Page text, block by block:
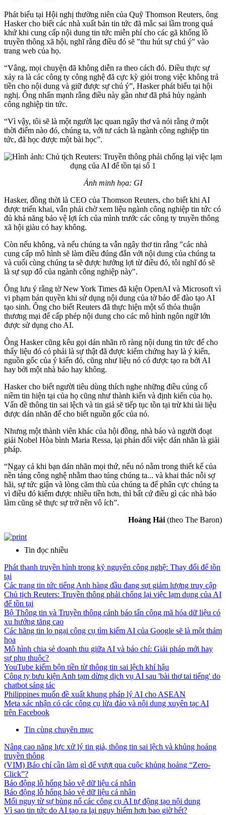
Phát biểu tại Hội nghị thường niên của Quỹ Thomson Reuters, ông
Hasker cho biết các nhà xuất bản tin tức đã mắc sai lầm trong quá
khứ khi cung cấp nội dung tin tức miễn phí cho các gã khổng lồ
truyền thông xã hội, nghĩ rằng điều đó sẽ "thu hút sự chú ý" vào
trang web của họ.
“Vâng, mọi chuyện đã không diễn ra theo cách đó. Điều thực sự
xảy ra là các công ty công nghệ đã cực kỳ giỏi trong việc không trả
tiền cho nội dung và giữ được sự chú ý”, Hasker phát biểu tại hội
nghị. Ông nhấn mạnh rằng điều này gần như đã phá hủy ngành
công nghiệp tin tức.
“Vì vậy, tôi sẽ là một người lạc quan ngây thơ và nói rằng ở một
thời điểm nào đó, chúng ta, với tư cách là ngành công nghiệp tin
tức, đã học được một bài học”.
Ảnh minh họa: GI
Hasker, đồng thời là CEO của Thomson Reuters, cho biết khi AI
được triển khai, vẫn phải chờ xem liệu ngành công nghiệp tin tức có
đủ khả năng bảo vệ lợi ích của mình trước các công ty truyền thông
xã hội giàu có hay không.
Còn nếu không, và nếu chúng ta vẫn ngây thơ tin rằng "các nhà
cung cấp mô hình sẽ làm điều đúng đắn với nội dung của chúng ta
và cuối cùng chúng ta sẽ được hưởng lợi từ điều đó, tôi nghĩ đó sẽ
là sự sụp đổ của ngành công nghiệp này".
Ông lưu ý rằng tờ New York Times đã kiện OpenAI và Microsoft vì
vi phạm bản quyền khi sử dụng nội dung của tờ báo để đào tạo AI
tạo sinh. Ông cho biết Reuters đã thực hiện một số thỏa thuận
thương mại để cấp phép nội dung cho các mô hình ngôn ngữ lớn
được sử dụng cho AI.
Ông Hasker cũng kêu gọi dán nhãn rõ ràng nội dung tin tức để cho
thấy liệu đó có phải là sự thật đã được kiểm chứng hay là ý kiến,
nguồn gốc của ý kiến đó, cũng như liệu nó có được tạo ra bởi AI
hay bởi một nhà báo hay không.
Hasker cho biết người tiêu dùng thích nghe những điều củng cố
niềm tin hiện tại của họ cũng như thành kiến và định kiến của họ.
Vấn đề thông tin sai lệch và tin giả sẽ tiếp tục tồn tại trừ khi tài liệu
được dán nhãn để cho biết nguồn gốc của nó.
Nhưng một thành viên khác của hội đồng, nhà báo và người đoạt
giải Nobel Hòa bình Maria Ressa, lại phản đối việc dán nhãn là giải
pháp.
“Ngay cả khi bạn dán nhãn mọi thứ, nếu nó nằm trong thiết kế của
nền tảng công nghệ nhằm thao túng chúng ta... và khai thác nỗi sợ
hãi, sự tức giận và lòng căm thù của chúng ta để phân cực chúng ta
vì điều đó kiếm được nhiều tiền hơn, thì bất cứ điều gì các nhà báo
làm cũng sẽ thực sự trở nên vô ích”.
Hoàng Hải (theo The Baron)
Tin đọc nhiều
Phát thanh truyền hình trong kỷ nguyên công nghệ: Thay đổi để tồn
tại
Các trang tin tức tiếng Anh hàng đầu đang sụt giảm lượng truy cập
Chủ tịch Reuters: Truyền thông phải chống lại việc lạm dụng của AI
để tồn tại
Bộ Thông tin và Truyền thông cảnh báo tấn công mã hóa dữ liệu có
xu hướng tăng cao
Các hãng tin lo ngại công cụ tìm kiếm AI của Google sẽ là một thảm
họa
Mô hình chia sẻ doanh thu giữa AI và báo chí: Giải pháp mới hay
sự phụ thuộc?
YouTube kiếm bộn tiền từ thông tin sai lệch khí hậu
Công ty bưu kiện Anh tạm dừng dịch vụ AI sau 'bài thơ tai tiếng' do
chatbot sáng tác
Philippines muốn đề xuất khung pháp lý AI cho ASEAN
Meta xác nhận có các công cụ lừa đảo và nội dung xuyên tạc AI
trên Facebook
Tin cùng chuyên mục
Nâng cao năng lực xử lý tin giả, thông tin sai lệch và khủng hoảng
truyền thông
(VIM) Báo chí cần làm gì để vượt qua cuộc khủng hoảng “Zero-
Click”?
Báo động lỗ hổng bảo vệ dữ liệu cá nhân
Báo động lỗ hổng bảo vệ dữ liệu cá nhân
Mối nguy từ sự bùng nổ các công cụ AI tự động tạo nội dung
Vì sao tin tức do AI tạo ra lại nguy hiểm hơn bao giờ hết?